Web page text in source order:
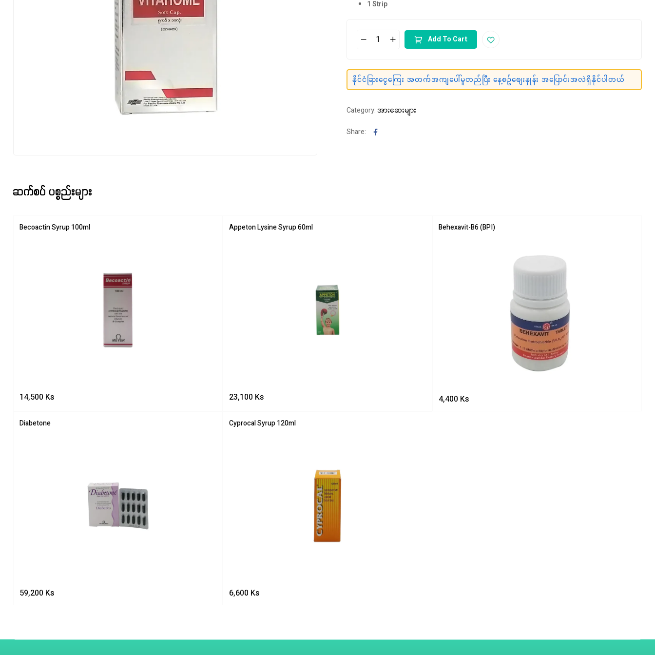
1 Strip
Add To Cart
နိုင်ငံခြားငွေကြေး အတက်အကျပေါ်မူတည်ပြီး နေ့စဥ်စျေးနှုန်း အပြောင်းအလဲရှိနိုင်ပါတယ်
Category: အားဆေးများ
Share: Facebook
ဆက်စပ် ပစ္စည်းများ
Becoactin Syrup 100ml
14,500 Ks
Appeton Lysine Syrup 60ml
23,100 Ks
Behexavit-B6 (BPI)
4,400 Ks
Diabetone
59,200 Ks
Cyprocal Syrup 120ml
6,600 Ks